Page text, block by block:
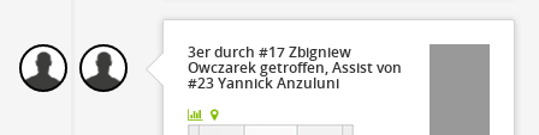
3er durch #17 Zbigniew
Owczarek getroffen, Assist von
#23 Yannick Anzuluni